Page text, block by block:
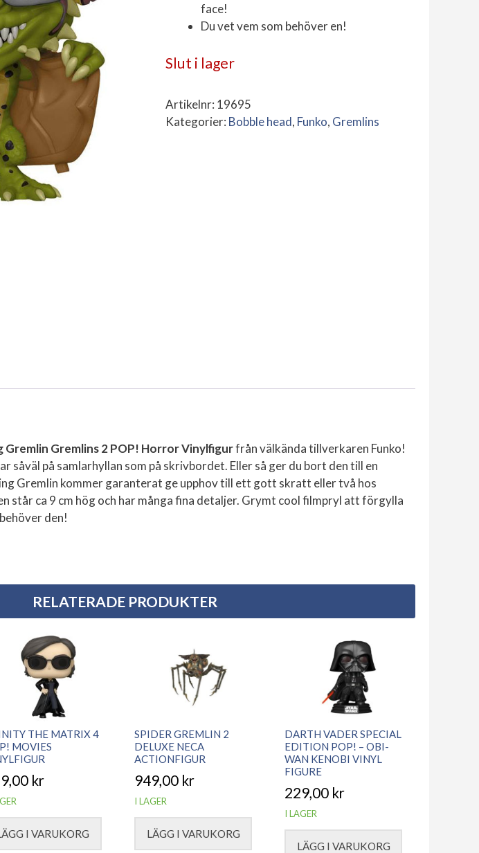
face!
Du vet vem som behöver en!
Slut i lager
Artikelnr: 19695
Kategorier: Bobble head, Funko, Gremlins
Gremlin Gremlins 2 POP! Horror Vinylfigurfrån välkända tillverkaren Funko!
såväl på samlarhyllan som på skrivbordet. Eller så ger du bort den till en
Gremlin kommer garanterat ge upphov till ett gott skratt eller två hos
står ca 9 cm hög och har många fina detaljer. Grymt cool filmpryl att förgylla
den!
RELATERADE PRODUKTER
THE MATRIX 4
MOVIES
kr
I VARUKORG
SPIDER GREMLIN 2
DELUXE NECA
ACTIONFIGUR
949,00 kr
I LAGER
LÄGG I VARUKORG
DARTH VADER SPECIAL
EDITION POP! – OBI-
WAN KENOBI VINYL
FIGURE
229,00 kr
I LAGER
LÄGG I VARUKORG